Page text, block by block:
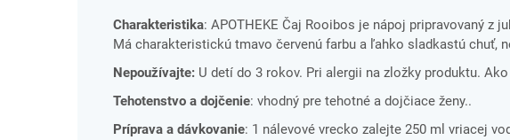
Charakteristika: APOTHEKE Čaj Rooibos je nápoj pripravovaný
Má charakteristickú tmavo červenú farbu a ľahko sladkastú chuť,
Nepoužívajte: U detí do 3 rokov. Pri alergii na zložky produktu.
Tehotenstvo a dojčenie: vhodný pre tehotné a dojčiace ženy..
Príprava a dávkovanie: 1 nálevové vrecko zalejte 250 ml vriacej